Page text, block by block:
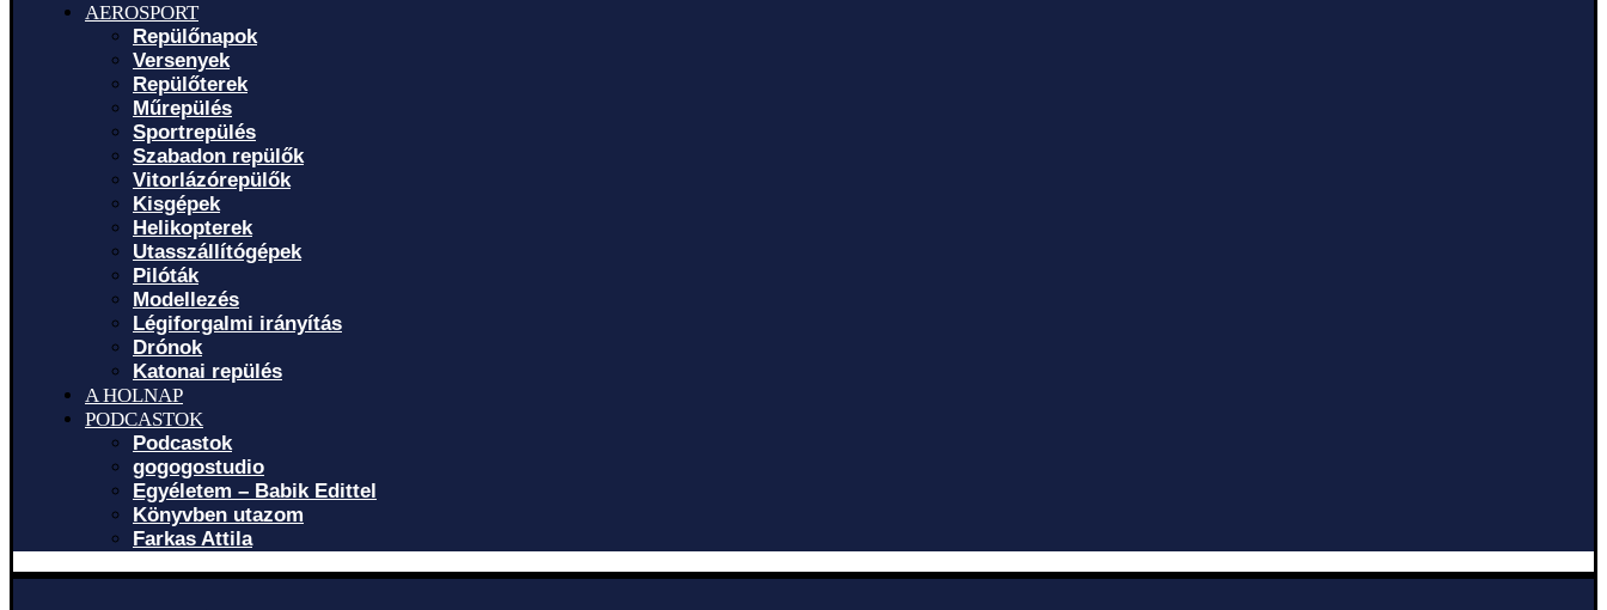
AEROSPORT
Repülőnapok
Versenyek
Repülőterek
Műrepülés
Sportrepülés
Szabadon repülők
Vitorlázórepülők
Kisgépek
Helikopterek
Utasszállítógépek
Pilóták
Modellezés
Légiforgalmi irányítás
Drónok
Katonai repülés
A HOLNAP
PODCASTOK
Podcastok
gogogostudio
Egyéletem – Babik Edittel
Könyvben utazom
Farkas Attila